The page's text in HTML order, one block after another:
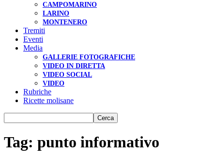
CAMPOMARINO
LARINO
MONTENERO
Tremiti
Eventi
Media
GALLERIE FOTOGRAFICHE
VIDEO IN DIRETTA
VIDEO SOCIAL
VIDEO
Rubriche
Ricette molisane
Tag: punto informativo